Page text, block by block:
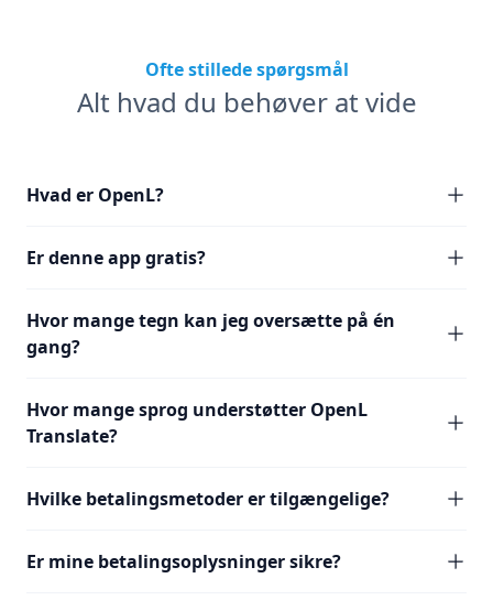
Ofte stillede spørgsmål
Alt hvad du behøver at vide
Hvad er OpenL?
Er denne app gratis?
Hvor mange tegn kan jeg oversætte på én
gang?
Hvor mange sprog understøtter OpenL
Translate?
Hvilke betalingsmetoder er tilgængelige?
Er mine betalingsoplysninger sikre?